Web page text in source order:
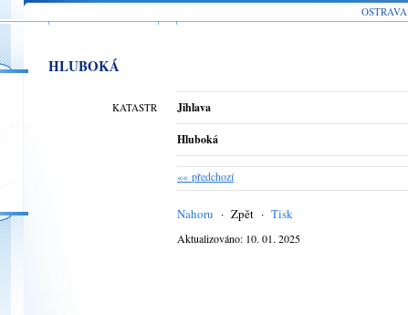
HLUBOKÁ
KATASTR Jihlava
Hluboká
«« předchozí
Nahoru · Zpět · Tisk
Aktualizováno: 10. 01. 2025
OSTRAVA